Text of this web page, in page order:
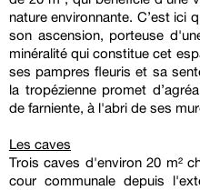
nature environnante. C’est ici
son ascension, porteuse
minéralité qui constitue cet
ses pampres fleuris et sa
la tropézienne promet
de farniente, à l'abri de ses
Les caves
Trois caves d'environ 20 m²
cour communale depuis